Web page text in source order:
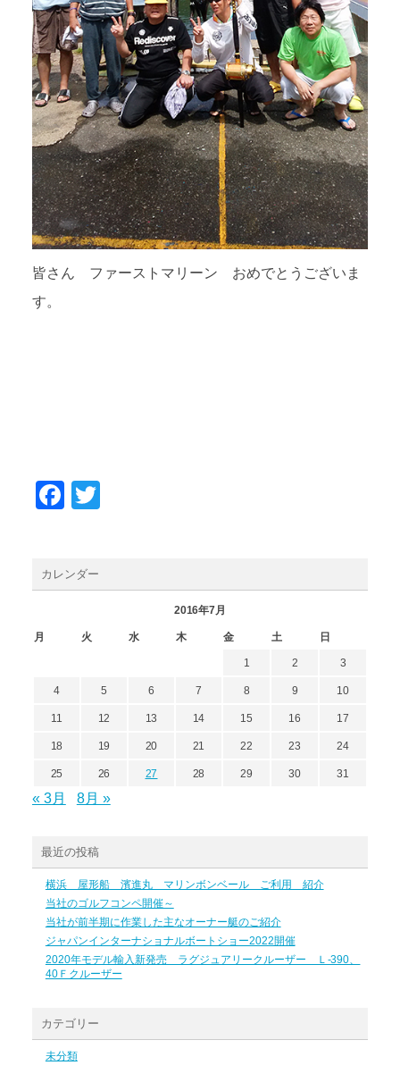
皆さん ファーストマリーン おめでとうございま
す。
Facebook
カレンダー
2016年7月
月 火 水 木 金 土 日
1 2 3
4 5 6 7 8 9 10
11 12 13 14 15 16 17
18 19 20 21 22 23 24
25 26 27 28 29 30 31
« 3月 8月 »
最近の投稿
横浜 屋形船 濱進丸 マリンボンベール ご利用 紹介
当社のゴルフコンペ開催～
当社が前半期に作業した主なオーナー艇のご紹介
ジャパンインターナショナルボートショー2022開催
2020年モデル輸入新発売 ラグジュアリークルーザー Ｌ-390、
40Ｆクルーザー
カテゴリー
未分類